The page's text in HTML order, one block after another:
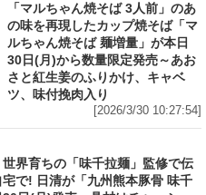
「マルちゃん焼そば 3人前」のあ
の味を再現したカップ焼そば「マ
ルちゃん焼そば 麺増量」が本日
30日(月)から数量限定発売～あお
さと紅生姜のふりかけ、キャベ
ツ、味付挽肉入り
[2026/3/30 10:27:54]
界育ちの「味千拉麺」監修で伝
で! 日清が「九州熊本豚骨 味千